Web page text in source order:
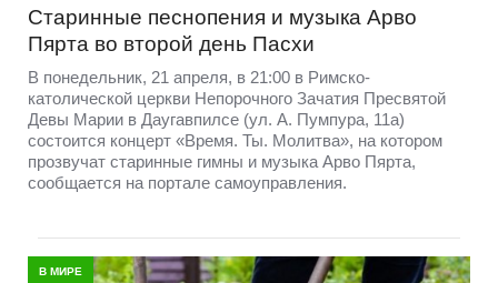
Старинные песнопения и музыка Арво
Пярта во второй день Пасхи
В понедельник, 21 апреля, в 21:00 в Римско-
католической церкви Непорочного Зачатия Пресвятой
Девы Марии в Даугавпилсе (ул. А. Пумпура, 11а)
состоится концерт «Время. Ты. Молитва», на котором
прозвучат старинные гимны и музыка Арво Пярта,
сообщается на портале самоуправления.
В МИРЕ